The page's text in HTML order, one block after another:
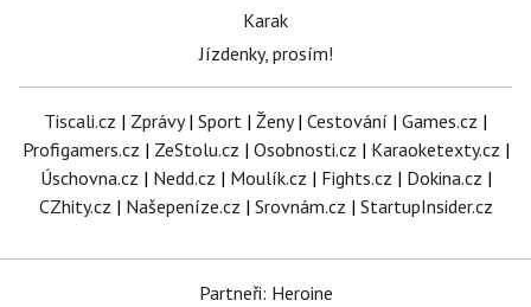
Karak
Jízdenky, prosím!
Tiscali.cz | Zprávy| Sport | Ženy| Cestování | Games.cz |
Profigamers.cz | ZeStolu.cz | Osobnosti.cz | Karaoketexty.cz |
Úschovna.cz | Nedd.cz | Moulík.cz | Fights.cz | Dokina.cz |
CZhity.cz | Našepeníze.cz | Srovnám.cz | StartupInsider.cz
Partneři: Heroine